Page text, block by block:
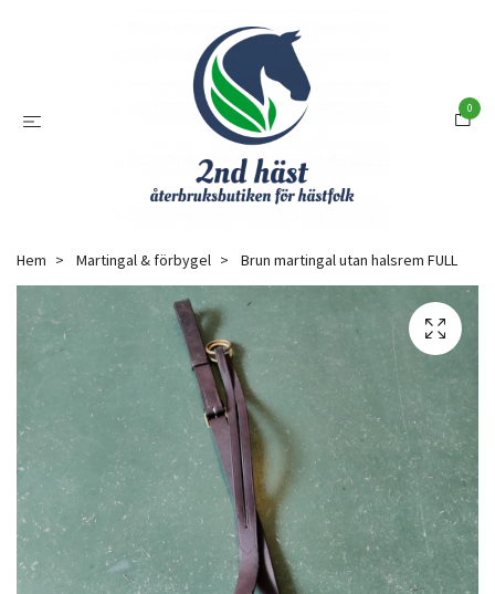
0
Hem Martingal & förbygel Brun martingal utan halsrem FULL